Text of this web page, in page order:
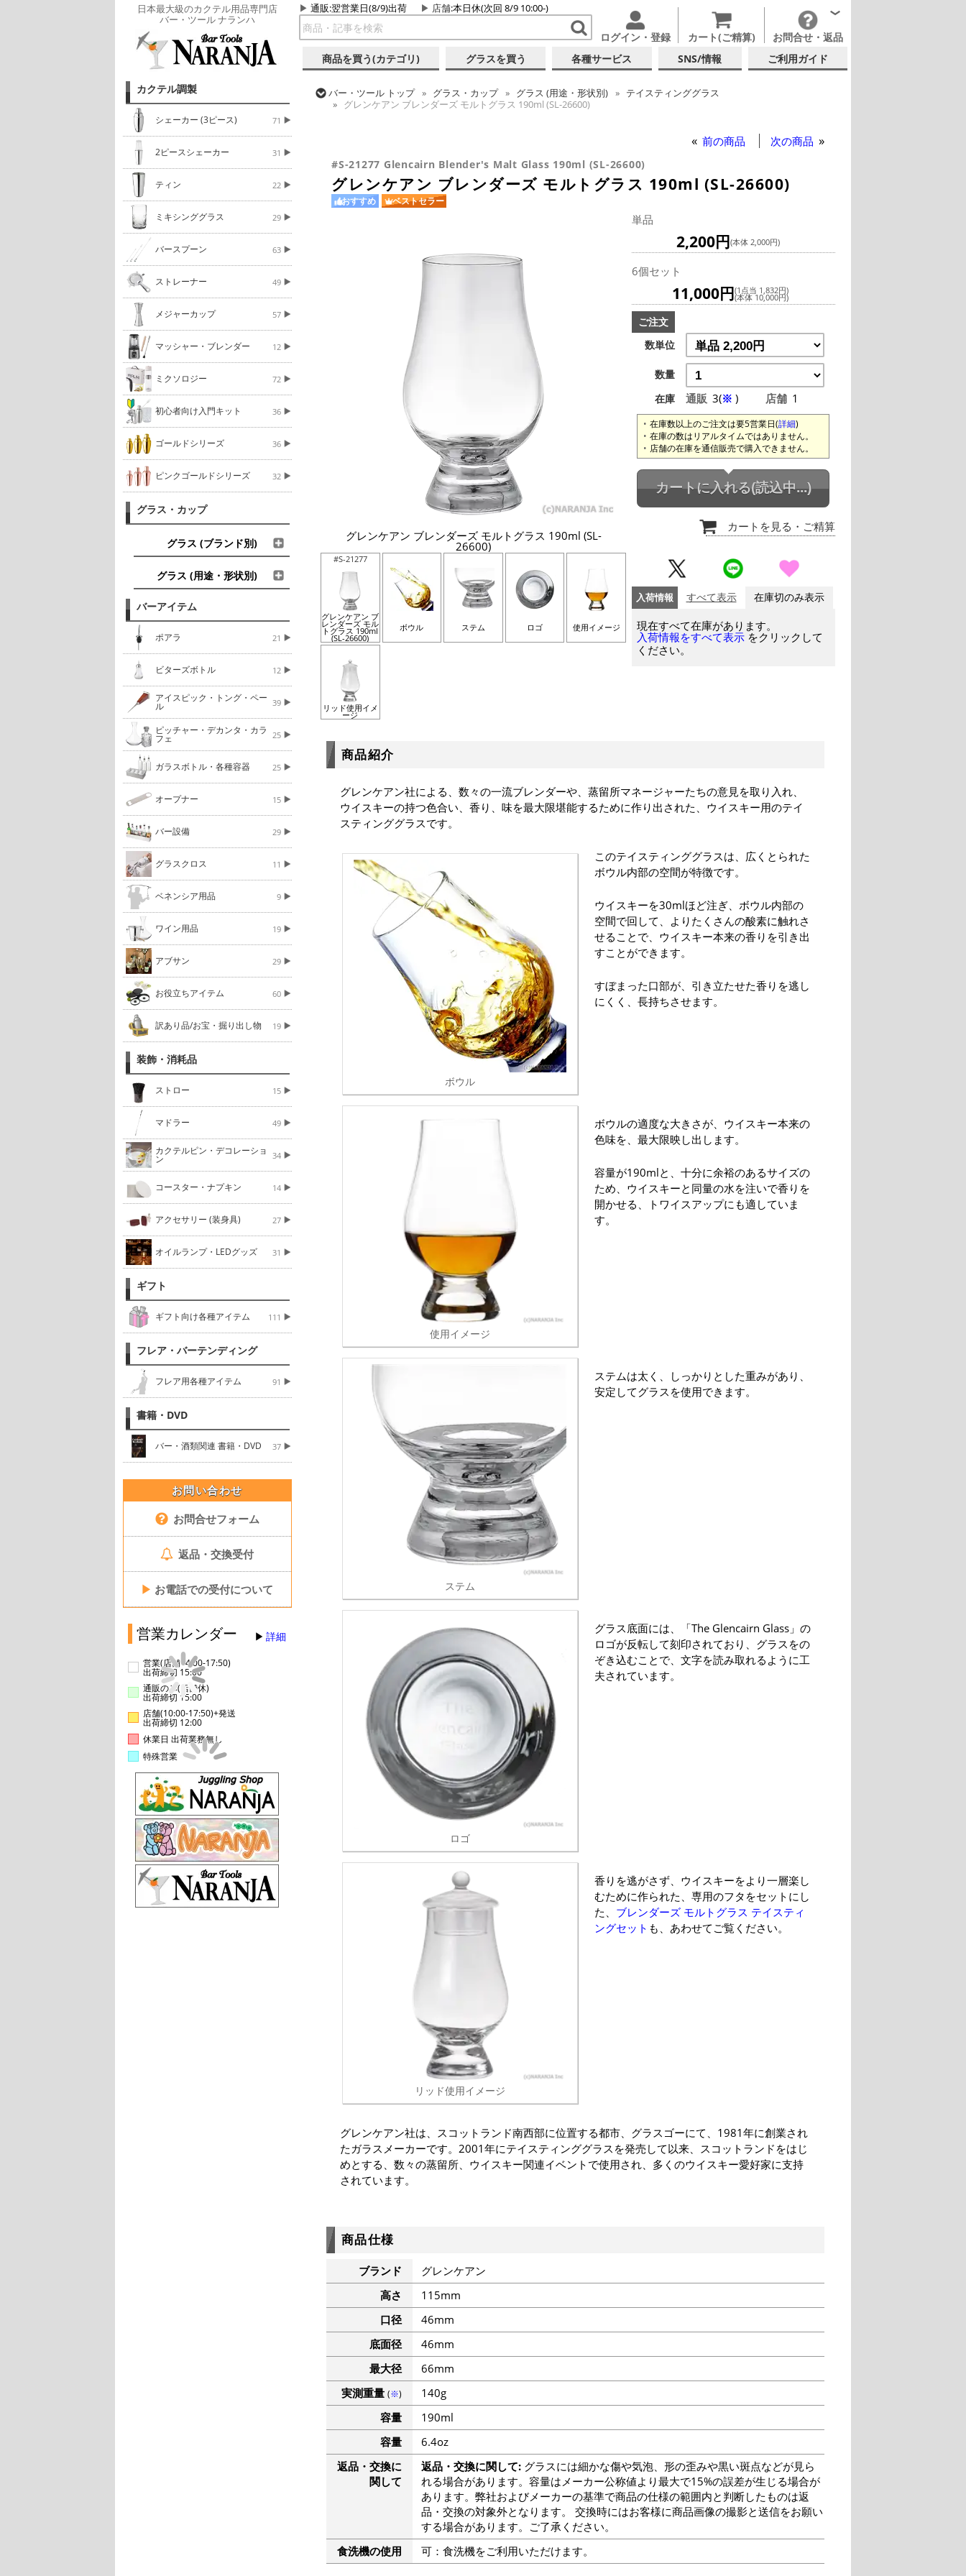
日本最大級のカクテル用品専門店
バー・ツール ナランハ
通販:翌営業日(8/9)出荷 店舗:本日休(次回 8/9 10:00-)
ログイン・登録 カート(ご精算) お問合せ・返品
商品を買う(カテゴリ) グラスを買う 各種サービス SNS/情報 ご利用ガイド
カクテル調製
シェーカー (3ピース) 71
2ピースシェーカー 31
ティン 22
ミキシンググラス 29
バースプーン 63
ストレーナー 49
メジャーカップ 57
マッシャー・ブレンダー 12
ミクソロジー 72
初心者向け入門キット 36
ゴールドシリーズ 36
ピンクゴールドシリーズ 32
グラス・カップ
グラス (ブランド別)
グラス (用途・形状別)
バーアイテム
ポアラ 21
ビターズボトル 12
アイスピック・トング・ペー
ル 39
ピッチャー・デカンタ・カラ
フェ 25
ガラスボトル・各種容器 25
オープナー 15
バー設備 29
グラスクロス 11
ベネンシア用品 9
ワイン用品 19
アブサン 29
お役立ちアイテム 60
訳あり品/お宝・掘り出し物 19
装飾・消耗品
ストロー 15
マドラー 49
カクテルピン・デコレーショ
ン 34
コースター・ナプキン 14
アクセサリー (装身具) 27
オイルランプ・LEDグッズ 31
ギフト
ギフト向け各種アイテム 111
フレア・バーテンディング
フレア用各種アイテム 91
書籍・DVD
バー・酒類関連 書籍・DVD 37
お問い合わせ
お問合せフォーム
返品・交換受付
▶ お電話での受付について
営業カレンダー 詳細
営業(店舗14:00-17:50)
出荷締切 15:00
通販のみ(店舗休)
出荷締切 15:00
店舗(10:00-17:50)+発送
出荷締切 12:00
休業日 出荷業務無し
特殊営業
バー・ツール トップ グラス・カップ グラス (用途・形状別)
テイスティンググラス
グレンケアン ブレンダーズ モルトグラス 190ml (SL-26600)
前の商品 次の商品
#S-21277 Glencairn Blender's Malt Glass 190ml (SL-26600)
グレンケアン ブレンダーズ モルトグラス 190ml (SL-26600)
おすすめ ベストセラー
グレンケアン ブレンダーズ モルトグラス 190ml (SL-
26600)
#S-21277
グレンケアン ブ
レンダーズ モル
トグラス 190ml
(SL-26600)
ボウル ステム ロゴ 使用イメージ
リッド使用イメ
ージ
単品
2,200円(本体 2,000円)
6個セット
11,000円(1点当 1,832円)
(本体 10,000円)
ご注文
数単位
数量
在庫
通販 3(※ ) 店舗 1
在庫数以上のご注文は要5営業日(詳細)
在庫の数はリアルタイムではありません。
店舗の在庫を通信販売で購入できません。
カートに入れる(読込中...)
カートを見る ・ご精算
入荷情報 すべて表示 在庫切のみ表示
現在すべて在庫があります。
入荷情報をすべて表示 をクリックして
ください。
商品紹介
グレンケアン社による、数々の一流ブレンダーや、蒸留所マネージャーたちの意見を取り入れ、
ウイスキーの持つ色合い、香り、味を最大限堪能するために作り出された、ウイスキー用のテイ
スティンググラスです。
ボウル
このテイスティンググラスは、広くとられた
ボウル内部の空間が特徴です。
ウイスキーを30mlほど注ぎ、ボウル内部の
空間で回して、よりたくさんの酸素に触れさ
せることで、ウイスキー本来の香りを引き出
すことができます。
すぼまった口部が、引き立たせた香りを逃し
にくく、長持ちさせます。
使用イメージ
ボウルの適度な大きさが、ウイスキー本来の
色味を、最大限映し出します。
容量が190mlと、十分に余裕のあるサイズの
ため、ウイスキーと同量の水を注いで香りを
開かせる、トワイスアップにも適していま
す。
ステム
ステムは太く、しっかりとした重みがあり、
安定してグラスを使用できます。
ロゴ
グラス底面には、「The Glencairn Glass」の
ロゴが反転して刻印されており、グラスをの
ぞき込むことで、文字を読み取れるように工
夫されています。
リッド使用イメージ
香りを逃がさず、ウイスキーをより一層楽し
むために作られた、専用のフタをセットにし
た、 ブレンダーズ モルトグラス テイスティ
ングセット も、あわせてご覧ください。
グレンケアン社は、スコットランド南西部に位置する都市、グラスゴーにて、1981年に創業され
たガラスメーカーです。2001年にテイスティンググラスを発売して以来、スコットランドをはじ
めとする、数々の蒸留所、ウイスキー関連イベントで使用され、多くのウイスキー愛好家に支持
されています。
商品仕様
ブランド
グレンケアン
高さ
115mm
口径
46mm
底面径
46mm
最大径
66mm
実測重量 (※)
140g
容量
190ml
容量
6.4oz
返品・交換に
関して
返品・交換に関して:グラスには細かな傷や気泡、形の歪みや黒い斑点などが見ら
れる場合があります。容量はメーカー公称値より最大で15%の誤差が生じる場合が
あります。弊社およびメーカーの基準で商品の仕様の範囲内と判断したものは返
品・交換の対象外となります。 交換時にはお客様に商品画像の撮影と送信をお願い
する場合があります。ご了承ください。
食洗機の使用
可：食洗機をご利用いただけます。